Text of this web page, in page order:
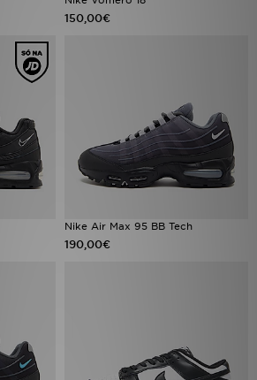
150,00€
Nike Air Max 95 BB Tech
190,00€